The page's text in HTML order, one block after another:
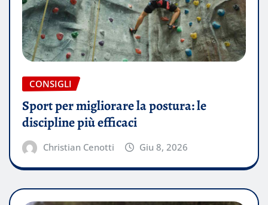
CONSIGLI
Sport per migliorare la postura: le
discipline più efficaci
Christian Cenotti Giu 8, 2026